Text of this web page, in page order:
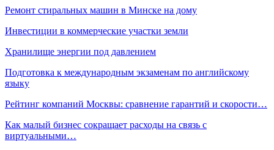
Ремонт стиральных машин в Минске на дому
Инвестиции в коммерческие участки земли
Хранилище энергии под давлением
Подготовка к международным экзаменам по английскому
языку
Рейтинг компаний Москвы: сравнение гарантий и скорости…
Как малый бизнес сокращает расходы на связь с
виртуальными…